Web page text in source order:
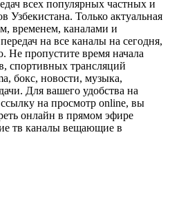
всех популярных частных и
Узбекистана. Только актуальная
временем, каналами и
на все каналы на сегодня,
пропустите время начала
спортивных трансляций
бокс, новости, музыка,
Для вашего удобства на
на просмотр online, вы
онлайн в прямом эфире
тв каналы вещающие в